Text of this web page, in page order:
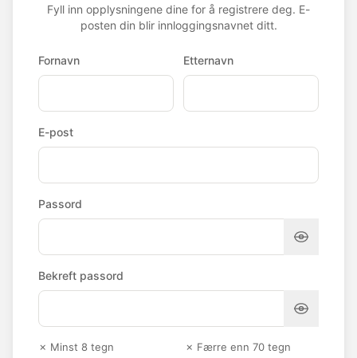
Fyll inn opplysningene dine for å registrere deg. E-
posten din blir innloggingsnavnet ditt.
Fornavn Etternavn
E-post
Passord
Bekreft passord
✗ Minst 8 tegn
✗ Færre enn 70 tegn